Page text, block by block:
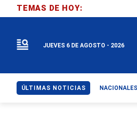
TEMAS DE HOY:
JUEVES 6 DE AGOSTO - 2026
ÚLTIMAS NOTICIAS NACIONALES